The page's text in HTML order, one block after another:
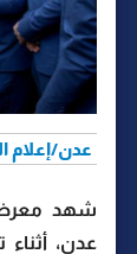
عدن/إعلام
شهد معرض
عدن، أثناء